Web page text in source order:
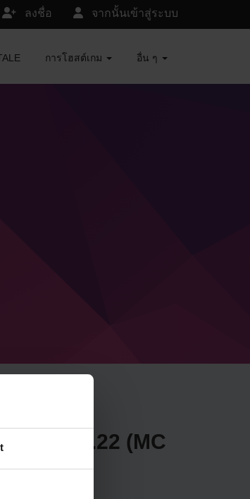
จากนั้นเข้าสู่ระบบ
ลงชื่อ
การโฮสต์เกม อื่น ๆ
36.1.22 (MC